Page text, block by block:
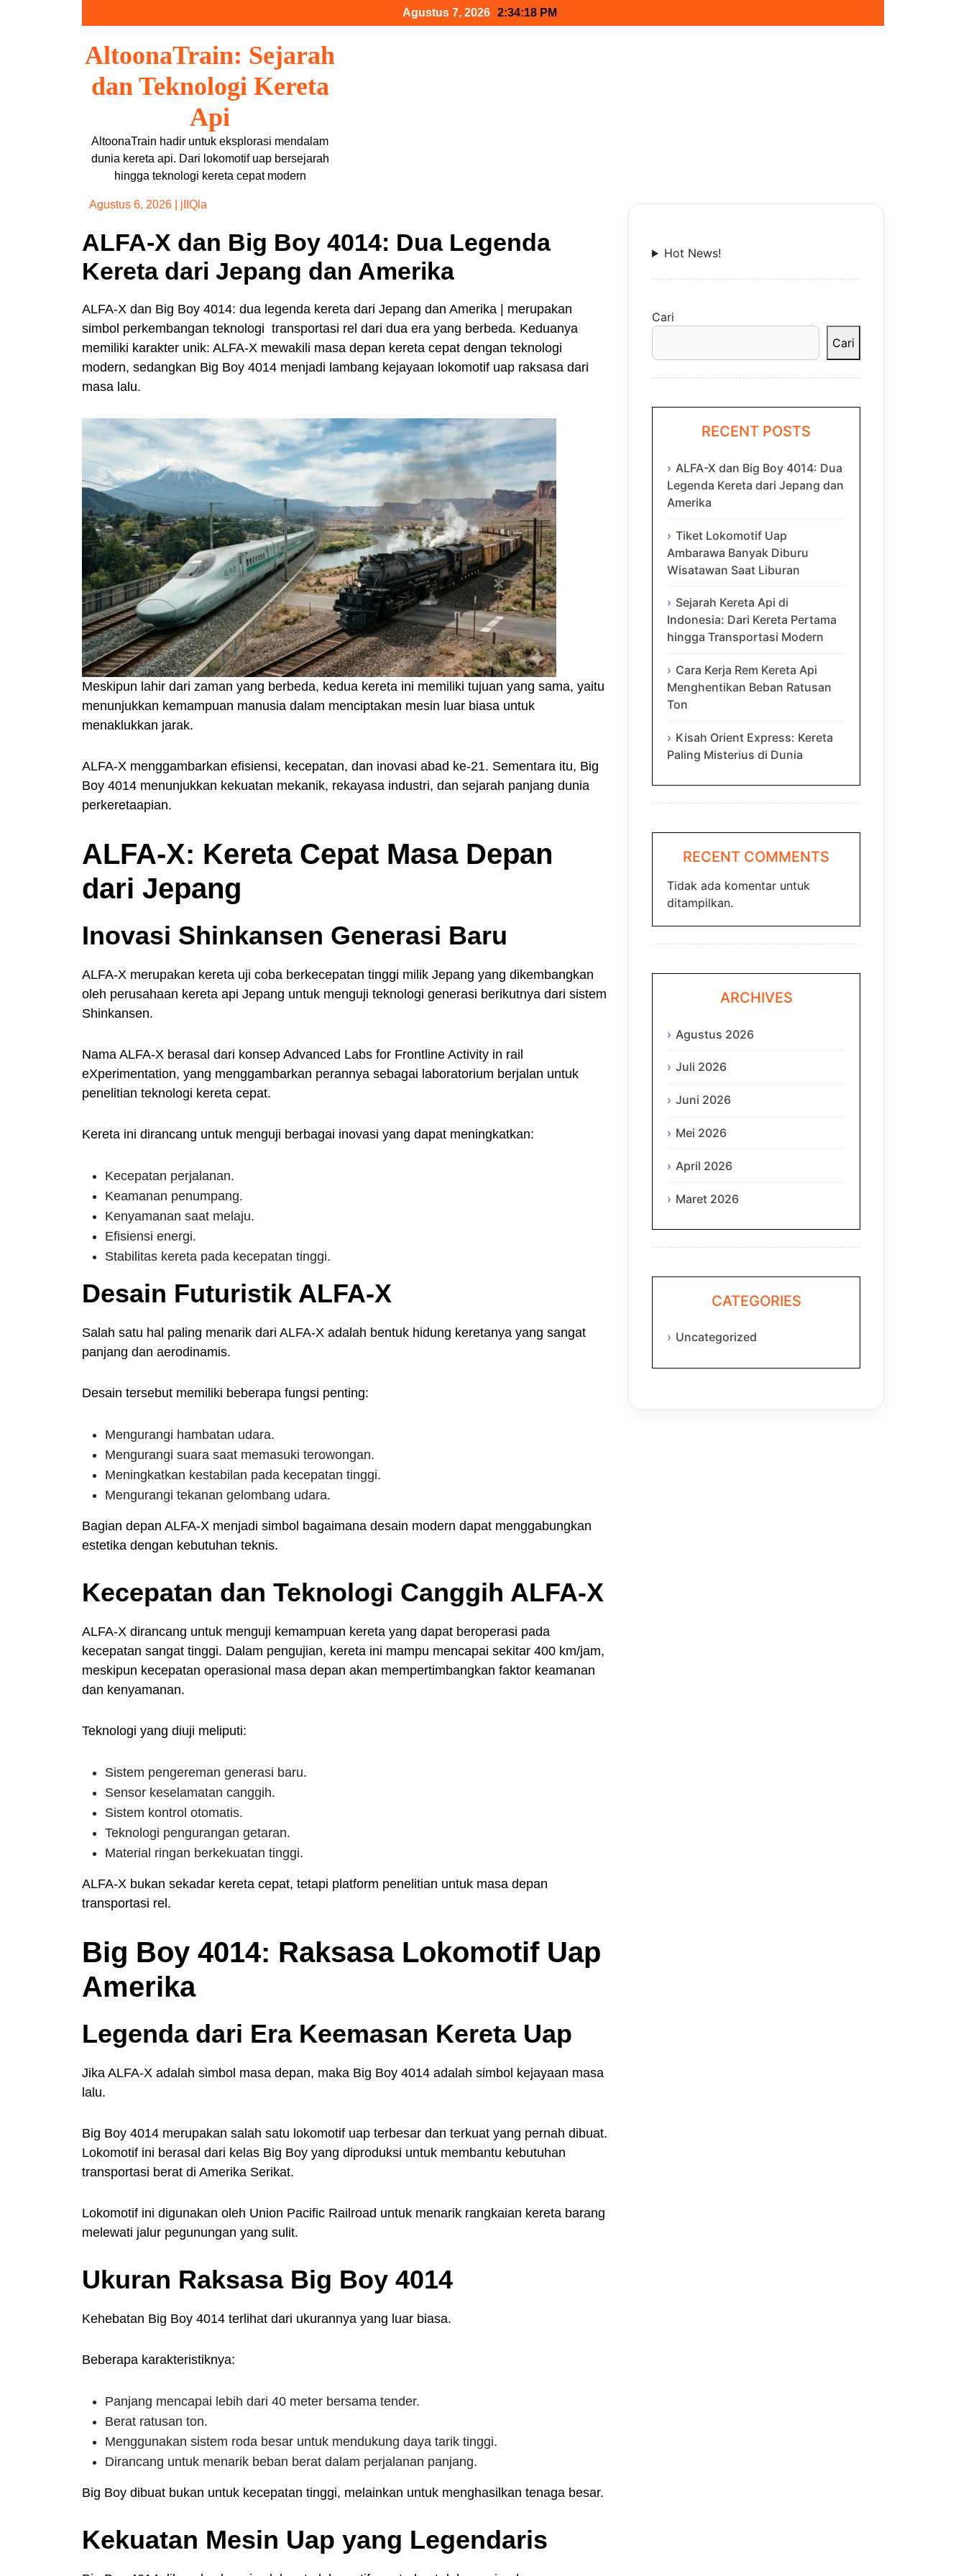
Agustus 7, 2026 2:34:19 PM
AltoonaTrain: Sejarah
dan Teknologi Kereta
Api
AltoonaTrain hadir untuk eksplorasi mendalam
dunia kereta api. Dari lokomotif uap bersejarah
hingga teknologi kereta cepat modern
Agustus 6, 2026 jIIQla
ALFA-X dan Big Boy 4014: Dua Legenda
Kereta dari Jepang dan Amerika
ALFA-X dan Big Boy 4014: dua legenda kereta dari Jepang dan Amerika | merupakan
simbol perkembangan teknologi transportasi rel dari dua era yang berbeda. Keduanya
memiliki karakter unik: ALFA-X mewakili masa depan kereta cepat dengan teknologi
modern, sedangkan Big Boy 4014 menjadi lambang kejayaan lokomotif uap raksasa dari
masa lalu.
Meskipun lahir dari zaman yang berbeda, kedua kereta ini memiliki tujuan yang sama, yaitu
menunjukkan kemampuan manusia dalam menciptakan mesin luar biasa untuk
menaklukkan jarak.
ALFA-X menggambarkan efisiensi, kecepatan, dan inovasi abad ke-21. Sementara itu, Big
Boy 4014 menunjukkan kekuatan mekanik, rekayasa industri, dan sejarah panjang dunia
perkeretaapian.
ALFA-X: Kereta Cepat Masa Depan
dari Jepang
Inovasi Shinkansen Generasi Baru
ALFA-X merupakan kereta uji coba berkecepatan tinggi milik Jepang yang dikembangkan
oleh perusahaan kereta api Jepang untuk menguji teknologi generasi berikutnya dari sistem
Shinkansen.
Nama ALFA-X berasal dari konsep Advanced Labs for Frontline Activity in rail
eXperimentation, yang menggambarkan perannya sebagai laboratorium berjalan untuk
penelitian teknologi kereta cepat.
Kereta ini dirancang untuk menguji berbagai inovasi yang dapat meningkatkan:
Kecepatan perjalanan.
Keamanan penumpang.
Kenyamanan saat melaju.
Efisiensi energi.
Stabilitas kereta pada kecepatan tinggi.
Desain Futuristik ALFA-X
Salah satu hal paling menarik dari ALFA-X adalah bentuk hidung keretanya yang sangat
panjang dan aerodinamis.
Desain tersebut memiliki beberapa fungsi penting:
Mengurangi hambatan udara.
Mengurangi suara saat memasuki terowongan.
Meningkatkan kestabilan pada kecepatan tinggi.
Mengurangi tekanan gelombang udara.
Bagian depan ALFA-X menjadi simbol bagaimana desain modern dapat menggabungkan
estetika dengan kebutuhan teknis.
Kecepatan dan Teknologi Canggih ALFA-X
ALFA-X dirancang untuk menguji kemampuan kereta yang dapat beroperasi pada
kecepatan sangat tinggi. Dalam pengujian, kereta ini mampu mencapai sekitar 400 km/jam,
meskipun kecepatan operasional masa depan akan mempertimbangkan faktor keamanan
dan kenyamanan.
Teknologi yang diuji meliputi:
Sistem pengereman generasi baru.
Sensor keselamatan canggih.
Sistem kontrol otomatis.
Teknologi pengurangan getaran.
Material ringan berkekuatan tinggi.
ALFA-X bukan sekadar kereta cepat, tetapi platform penelitian untuk masa depan
transportasi rel.
Big Boy 4014: Raksasa Lokomotif Uap
Amerika
Legenda dari Era Keemasan Kereta Uap
Jika ALFA-X adalah simbol masa depan, maka Big Boy 4014 adalah simbol kejayaan masa
lalu.
Big Boy 4014 merupakan salah satu lokomotif uap terbesar dan terkuat yang pernah dibuat.
Lokomotif ini berasal dari kelas Big Boy yang diproduksi untuk membantu kebutuhan
transportasi berat di Amerika Serikat.
Lokomotif ini digunakan oleh Union Pacific Railroad untuk menarik rangkaian kereta barang
melewati jalur pegunungan yang sulit.
Ukuran Raksasa Big Boy 4014
Kehebatan Big Boy 4014 terlihat dari ukurannya yang luar biasa.
Beberapa karakteristiknya:
Panjang mencapai lebih dari 40 meter bersama tender.
Berat ratusan ton.
Menggunakan sistem roda besar untuk mendukung daya tarik tinggi.
Dirancang untuk menarik beban berat dalam perjalanan panjang.
Big Boy dibuat bukan untuk kecepatan tinggi, melainkan untuk menghasilkan tenaga besar.
Kekuatan Mesin Uap yang Legendaris
Hot News!
Cari
Cari
RECENT POSTS
ALFA-X dan Big Boy 4014: Dua
Legenda Kereta dari Jepang dan
Amerika
Tiket Lokomotif Uap
Ambarawa Banyak Diburu
Wisatawan Saat Liburan
Sejarah Kereta Api di
Indonesia: Dari Kereta Pertama
hingga Transportasi Modern
Cara Kerja Rem Kereta Api
Menghentikan Beban Ratusan
Ton
Kisah Orient Express: Kereta
Paling Misterius di Dunia
RECENT COMMENTS
Tidak ada komentar untuk
ditampilkan.
ARCHIVES
Agustus 2026
Juli 2026
Juni 2026
Mei 2026
April 2026
Maret 2026
CATEGORIES
Uncategorized